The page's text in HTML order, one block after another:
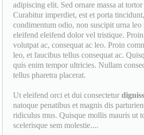
adipiscing elit. Sed ornare massa at
Curabitur imperdiet, est et porta
condimentum odio, non suscipit urna leo
eleifend eleifend dolor vel tristique.
volutpat ac, consequat ac leo. Proin
leo, et faucibus tellus consequat ac.
quis enim tempor ultricies. Nullam
tellus pharetra placerat.
Ut eleifend orci et dui consectetur
natoque penatibus et magnis dis
ridiculus mus. Quisque mollis mauris ut
scelerisque sem molestie....